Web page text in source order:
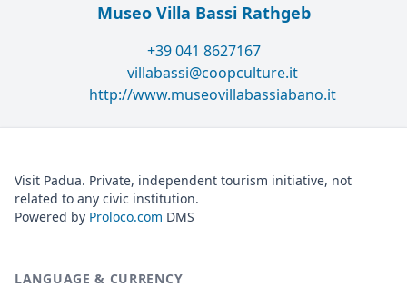
Museo Villa Bassi Rathgeb
+39 041 8627167
villabassi@coopculture.it
http://www.museovillabassiabano.it
Visit Padua. Private, independent tourism initiative, not
related to any civic institution.
Powered by Proloco.com DMS
LANGUAGE & CURRENCY